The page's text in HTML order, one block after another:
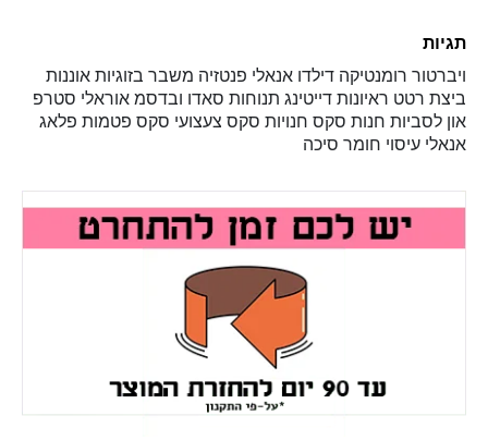
תגיות
ויברטור רומנטיקה דילדו אנאלי פנטזיה משבר בזוגיות אוננות
ביצת רטט ראיונות דייטינג תנוחות סאדו ובדסמ אוראלי סטרפ
און לסביות חנות סקס חנויות סקס צעצועי סקס פטמות פלאג
אנאלי עיסוי חומר סיכה